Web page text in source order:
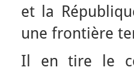
et la
une frontière
Il en tire le